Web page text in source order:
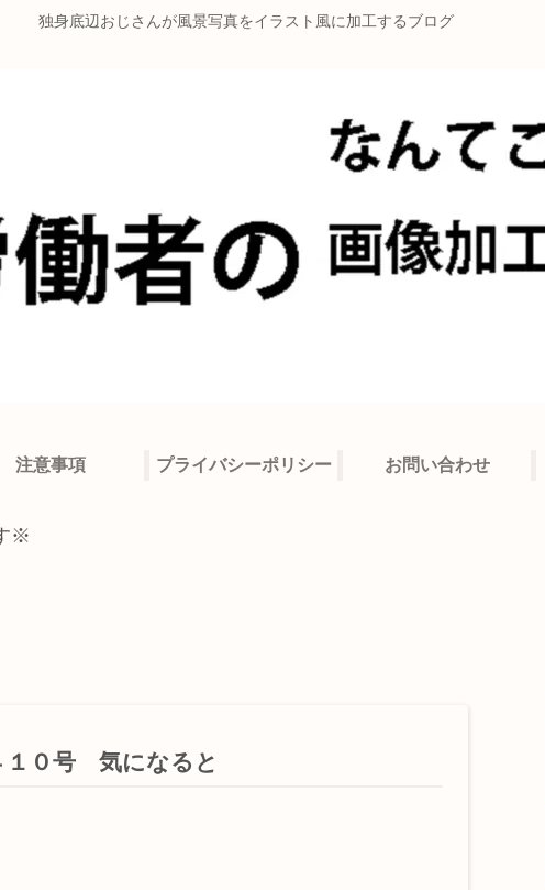
独身底辺おじさんが風景写真をイラスト風に加工するブログ
注意事項 プライバシーポリシー お問い合わせ
※
１０号 気になると